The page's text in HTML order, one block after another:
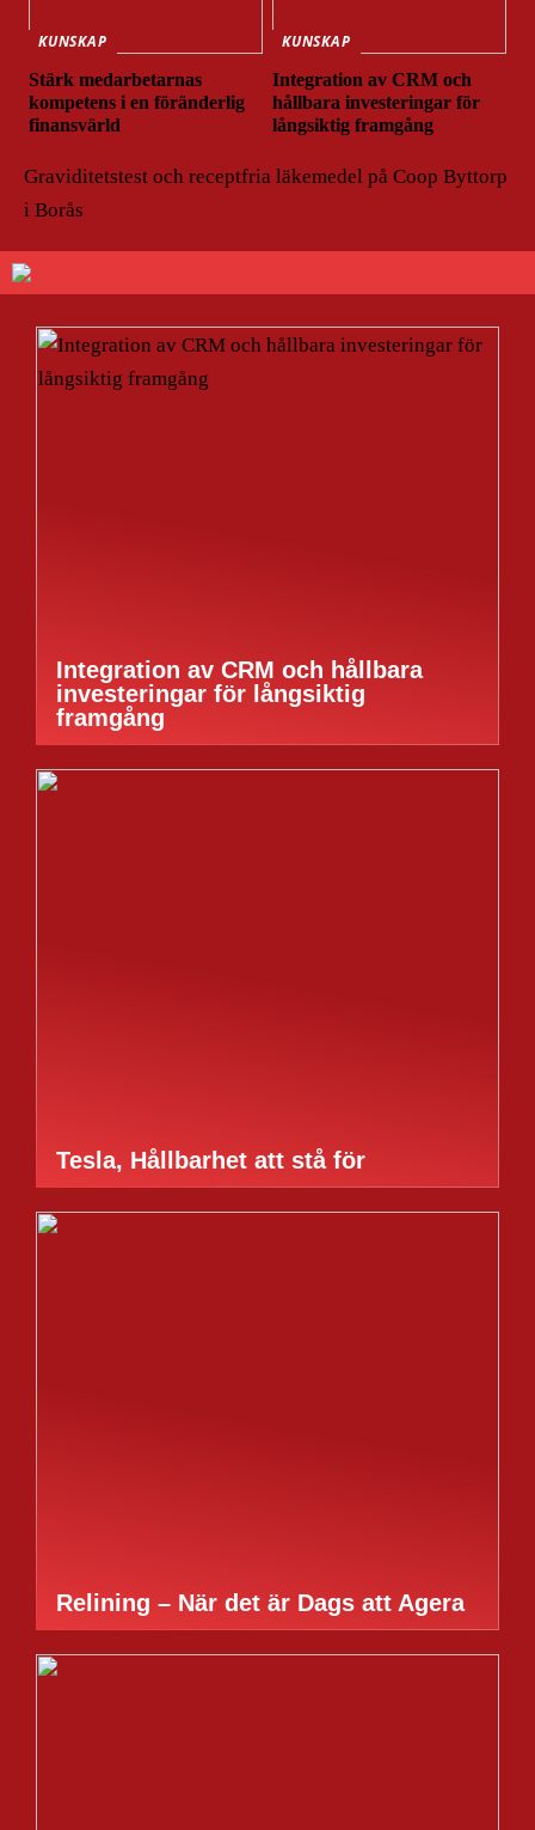
KUNSKAP
Stärk medarbetarnas
kompetens i en föränderlig
finansvärld
KUNSKAP
Integration av CRM och
hållbara investeringar för
långsiktig framgång
Graviditetstest och receptfria läkemedel på Coop Byttorp
i Borås
Integration av CRM och hållbara
investeringar för långsiktig
framgång
Tesla, Hållbarhet att stå för
Relining – När det är Dags att Agera